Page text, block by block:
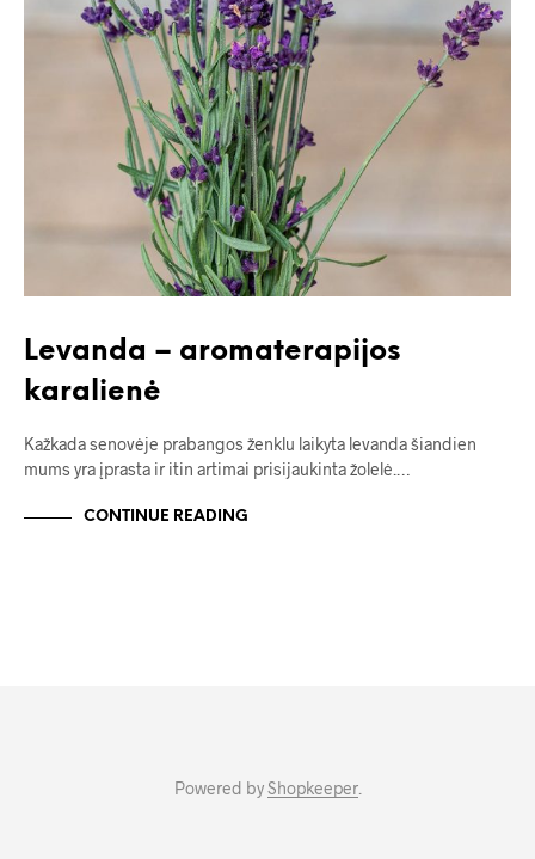
Levanda – aromaterapijos
karalienė
Kažkada senovėje prabangos ženklu laikyta levanda šiandien
mums yra įprasta ir itin artimai prisijaukinta žolelė.…
CONTINUE READING
Powered byShopkeeper.